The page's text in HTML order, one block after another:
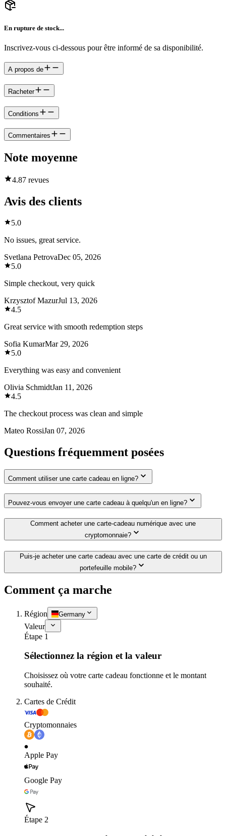
En rupture de stock...
Inscrivez-vous ci-dessous pour être informé de sa disponibilité.
A propos de
Racheter
Conditions
Commentaires
Note moyenne
4.87 revues
Avis des clients
5.0
No issues, great service.
Svetlana PetrovaDec 05, 2026
5.0
Simple checkout, very quick
Krzysztof MazurJul 13, 2026
4.5
Great service with smooth redemption steps
Sofia KumarMar 29, 2026
5.0
Everything was easy and convenient
Olivia SchmidtJan 11, 2026
4.5
The checkout process was clean and simple
Mateo RossiJan 07, 2026
Questions fréquemment posées
Comment utiliser une carte cadeau en ligne?
Pouvez-vous envoyer une carte cadeau à quelqu'un en ligne?
Comment acheter une carte-cadeau numérique avec une
cryptomonnaie?
Puis-je acheter une carte cadeau avec une carte de crédit ou un
portefeuille mobile?
Comment ça marche
Région Germany
Valeur
Étape 1
Sélectionnez la région et la valeur
Choisissez où votre carte cadeau fonctionne et le montant
souhaité.
Cartes de Crédit
Cryptomonnaies
Apple Pay
Google Pay
Étape 2